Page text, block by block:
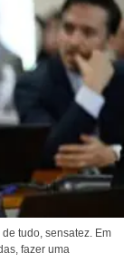
tudo, sensatez. Em
fazer uma